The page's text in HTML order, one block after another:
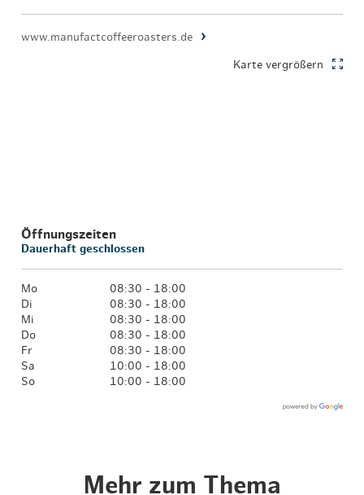
www.manufactcoffeeroasters.de
Karte vergrößern
Öffnungszeiten
Dauerhaft geschlossen
Mo
08:30 - 18:00
Di
08:30 - 18:00
Mi
08:30 - 18:00
Do
08:30 - 18:00
Fr
08:30 - 18:00
Sa
10:00 - 18:00
So
10:00 - 18:00
Mehr zum Thema